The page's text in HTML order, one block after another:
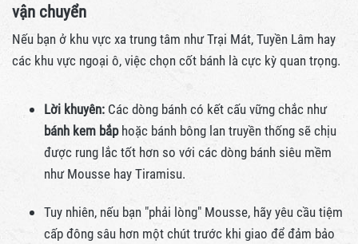
vận chuyển
Nếu bạn ở khu vực xa trung tâm như Trại Mát, Tuyền Lâm hay
các khu vực ngoại ô, việc chọn cốt bánh là cực kỳ quan trọng.
Lời khuyên: Các dòng bánh có kết cấu vững chắc như
bánh kem bắphoặc bánh bông lan truyền thống sẽ chịu
được rung lắc tốt hơn so với các dòng bánh siêu mềm
như Mousse hay Tiramisu.
Tuy nhiên, nếu bạn "phải lòng" Mousse, hãy yêu cầu tiệm
cấp đông sâu hơn một chút trước khi giao để đảm bảo